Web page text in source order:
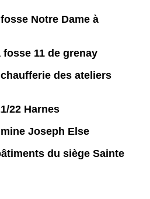
Notre Dame à
11 de grenay
des ateliers
22 Harnes
Joseph Else
du siège Sainte